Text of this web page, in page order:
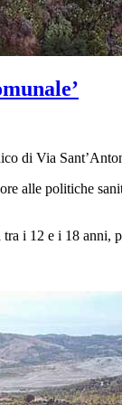
di Via
alle politiche
i 12 e i 18